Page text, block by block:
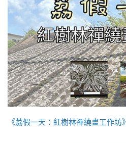
《荔假一天：紅樹林禪繞畫工作坊》